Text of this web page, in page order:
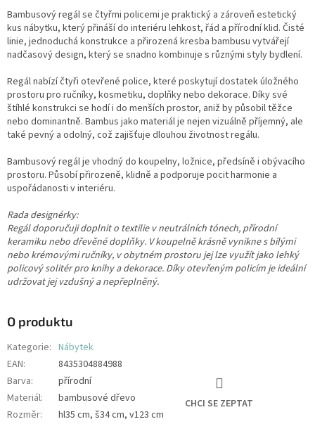
Bambusový regál se čtyřmi policemi je praktický a zároveň estetický
kus nábytku, který přináší do interiéru lehkost, řád a přírodní klid. Čisté
linie, jednoduchá konstrukce a přirozená kresba bambusu vytvářejí
nadčasový design, který se snadno kombinuje s různými styly bydlení.
Regál nabízí čtyři otevřené police, které poskytují dostatek úložného
prostoru pro ručníky, kosmetiku, doplňky nebo dekorace. Díky své
štíhlé konstrukci se hodí i do menších prostor, aniž by působil těžce
nebo dominantně. Bambus jako materiál je nejen vizuálně příjemný, ale
také pevný a odolný, což zajišťuje dlouhou životnost regálu.
Bambusový regál je vhodný do koupelny, ložnice, předsíně i obývacího
prostoru. Působí přirozeně, klidně a podporuje pocit harmonie a
uspořádanosti v interiéru.
Rada designérky:
Regál doporučuji doplnit o textilie v neutrálních tónech, přírodní
keramiku nebo dřevěné doplňky. V koupelně krásně vynikne s bílými
nebo krémovými ručníky, v obytném prostoru jej lze využít jako lehký
policový solitér pro knihy a dekorace. Díky otevřeným policím je ideální
udržovat jej vzdušný a nepřeplněný.
O produktu
Kategorie: Nábytek
EAN:
8435304884988
Barva:
přírodní
Materiál:
bambusové dřevo
Rozměr: hl35 cm, š34 cm, v123 cm
CHCI SE ZEPTAT